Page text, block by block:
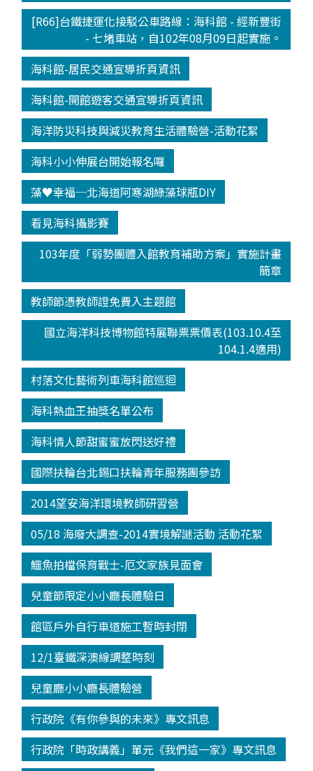
[R66]台鐵捷運化接駁公車路線：海科館 - 經新豐街
- 七堵車站，自102年08月09日起實施。
海科館-居民交通宣導折頁資訊
海科館-開館遊客交通宣導折頁資訊
海洋防災科技與減災教育生活體驗營-活動花絮
海科小小伸展台開始報名囉
藻♥幸福─北海道阿寒湖綠藻球瓶DIY
看見海科攝影賽
103年度「弱勢團體入館教育補助方案」實施計畫
簡章
教師節憑教師證免費入主題館
國立海洋科技博物館特展聯票票價表(103.10.4至
104.1.4適用)
村落文化藝術列車海科館巡迴
海科熱血王抽獎名單公布
海科情人節甜蜜蜜放閃送好禮
國際扶輪台北錫口扶輪青年服務團參訪
2014望安海洋環境教師研習營
05/18 海廢大調查-2014實境解謎活動 活動花絮
鱷魚拍檔保育戰士-厄文家族見面會
兒童節限定小小廳長體驗日
館區戶外自行車道施工暫時封閉
12/1臺鐵深澳線調整時刻
兒童廳小小廳長體驗營
行政院《有你參與的未來》專文訊息
行政院「時政講義」單元《我們這一家》專文訊息